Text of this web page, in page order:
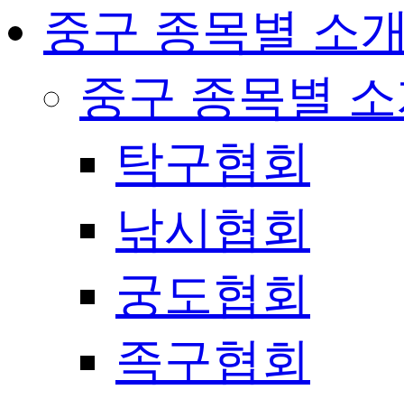
중구 종목별 소
중구 종목별
탁구협회
낚시협회
궁도협회
족구협회